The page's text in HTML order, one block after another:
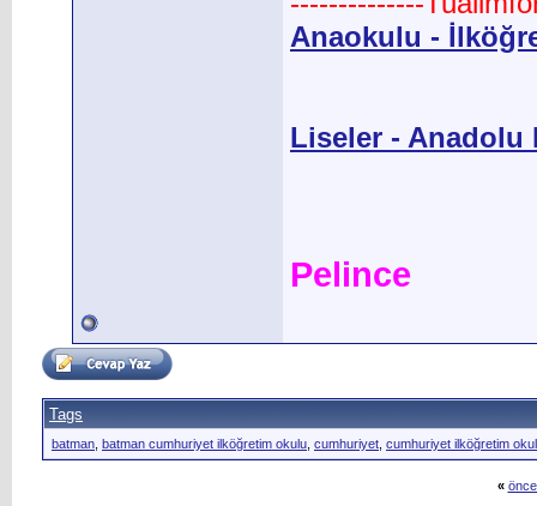
Anaokulu -
Liseler - Anadolu
Pelince
Tags
batman batman cumhuriyet ilköğretim okulu cumhuriyet cumhuriyet ilköğretim
«